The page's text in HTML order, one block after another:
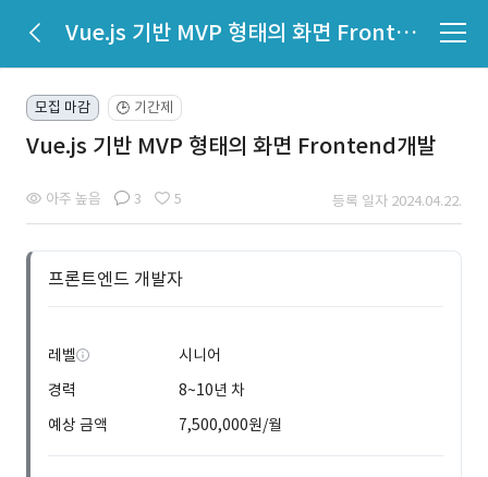
Vue.js 기반 MVP 형태의 화면 Frontend개발
모집 마감 🕒 기간제
Vue.js 기반 MVP 형태의 화면 Frontend개발
아주 높음 3 5 등록 일자 2024.04.22.
프론트엔드 개발자
레벨
시니어
경력
8~10년 차
예상 금액
7,500,000원/월